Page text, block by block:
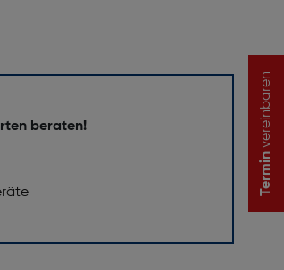
beraten!
Termin
vereinbaren